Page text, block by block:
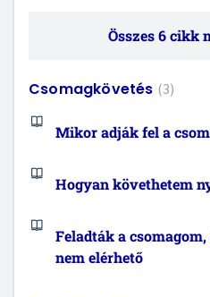
Összes 6 cikk
Csomagkövetés 3
Mikor adják fel a
Hogyan követhetem
Feladták a
nem elérhető